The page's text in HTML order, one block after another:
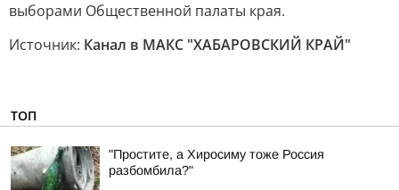
выборами Общественной палаты края.
Источник: Канал в МАКС "ХАБАРОВСКИЙ КРАЙ"
ТОП
"Простите, а Хиросиму тоже Россия
разбомбила?"